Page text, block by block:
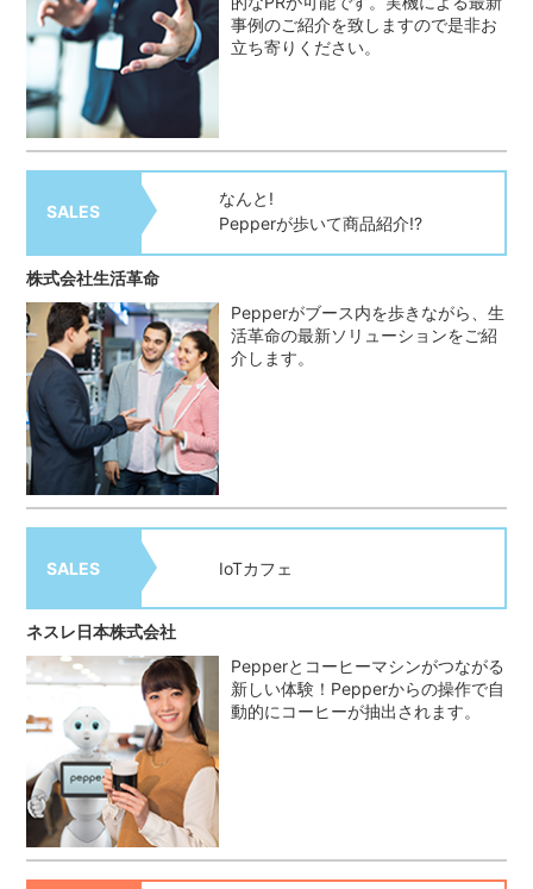
事例のご紹介を致しますので是非お
立ち寄りください。
なんと!
Pepperが歩いて商品紹介!?
SALES
株式会社生活革命
Pepperがブース内を歩きながら、生
活革命の最新ソリューションをご紹
介します。
IoTカフェ
SALES
ネスレ日本株式会社
Pepperとコーヒーマシンがつながる
新しい体験！Pepperからの操作で自
動的にコーヒーが抽出されます。